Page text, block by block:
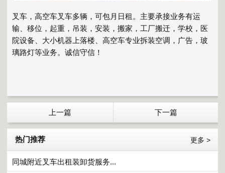
叉车，高空车叉车多辆，可包月日租。主要承接业务有运
输、移位，起重，吊装，安装，搬家，工厂搬迁，学校，医
院设备、大小机器上落楼、高空车专业拆装空调，广告，玻
璃路灯等业务。诚信守信！
上一篇 下一篇
热门推荐 更多 >
同城附近叉车出租装卸货服务...